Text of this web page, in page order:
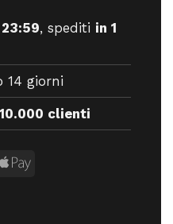
23:59, spediti in 1
14 giorni
10.000 clienti